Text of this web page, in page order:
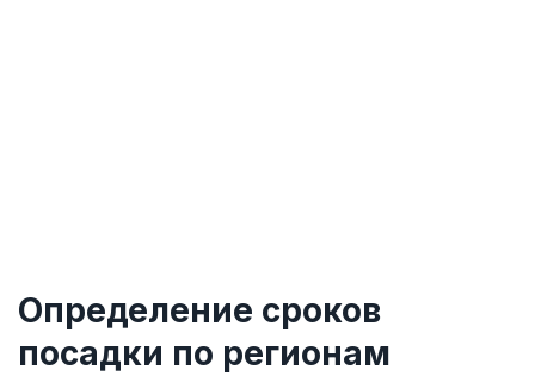
Определение сроков
посадки по регионам